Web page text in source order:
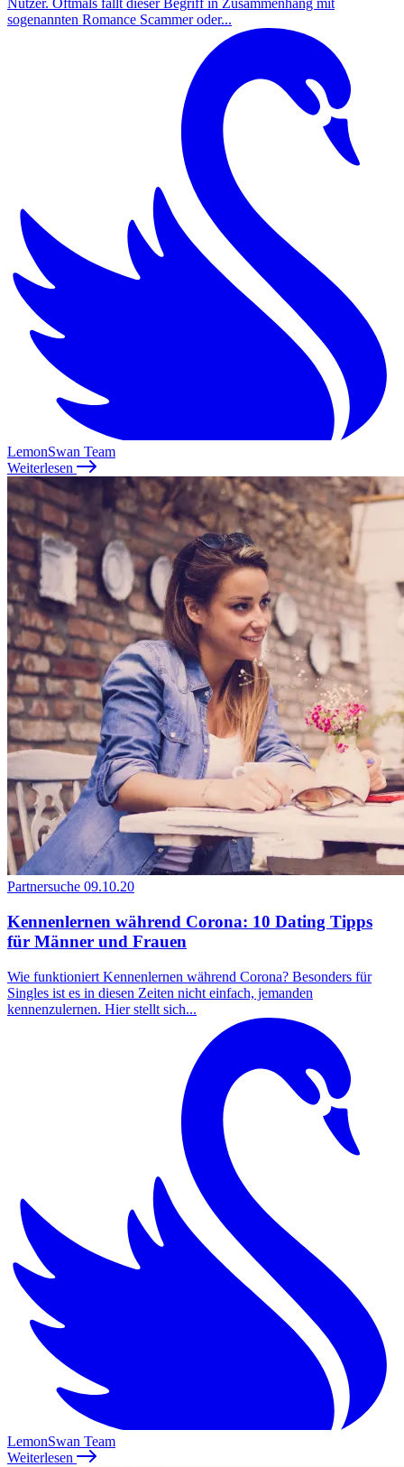
sogenannten Romance Scammer oder...
LemonSwan Team
Weiterlesen
Partnersuche 09.10.20
Kennenlernen während Corona: 10 Dating Tipps
für Männer und Frauen
Wie funktioniert Kennenlernen während Corona? Besonders für
Singles ist es in diesen Zeiten nicht einfach, jemanden
kennenzulernen. Hier stellt sich...
LemonSwan Team
Weiterlesen